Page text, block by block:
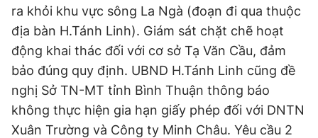
ra khỏi khu vực sông La Ngà (đoạn đi qua thuộc
địa bàn H.Tánh Linh). Giám sát chặt chẽ hoạt
động khai thác đối với cơ sở Tạ Văn Cầu, đảm
bảo đúng quy định. UBND H.Tánh Linh cũng đề
nghị Sở TN-MT tỉnh Bình Thuận thông báo
không thực hiện gia hạn giấy phép đối với DNTN
Xuân Trường và Công ty Minh Châu. Yêu cầu 2